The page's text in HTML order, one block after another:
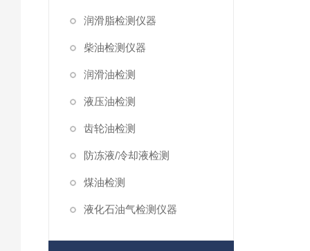
润滑脂检测仪器
柴油检测仪器
润滑油检测
液压油检测
齿轮油检测
防冻液/冷却液检测
煤油检测
液化石油气检测仪器